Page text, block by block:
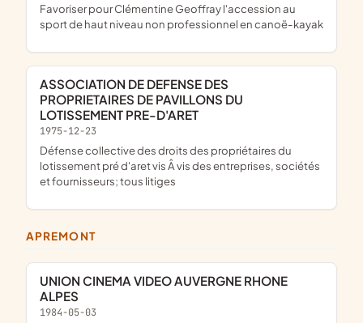
favoriser pour Clémentine Geoffray l'accession au
sport de haut niveau non professionnel en canoë-kayak
ASSOCIATION DE DEFENSE DES
PROPRIETAIRES DE PAVILLONS DU
LOTISSEMENT PRE-D'ARET
1975-12-23
défense collective des droits des propriétaires du
lotissement pré d'aret vis Â vis des entreprises, sociétés
et fournisseurs; tous litiges
APREMONT
UNION CINEMA VIDEO AUVERGNE RHONE
ALPES
1984-05-03